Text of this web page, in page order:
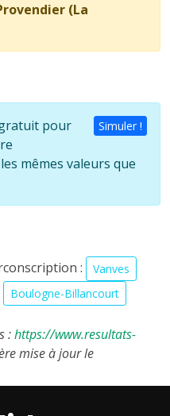
(La
Simuler !
pour
mêmes valeurs que
:
Vanves
Boulogne-Billancourt
:https://www.resultats-
mise à jour le